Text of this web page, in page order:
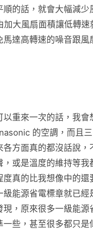
順的話，就會大幅減少
加大風扇面積讓低轉速
達高轉速的噪音跟風
以重來一次的話，我會
的空調，而且
各方面真的都沒話說，
，或是溫度的維持等我
真的比我想像中的還
能源省電標章就已經
現，原來很多一級能源
一些，甚至很多都只是